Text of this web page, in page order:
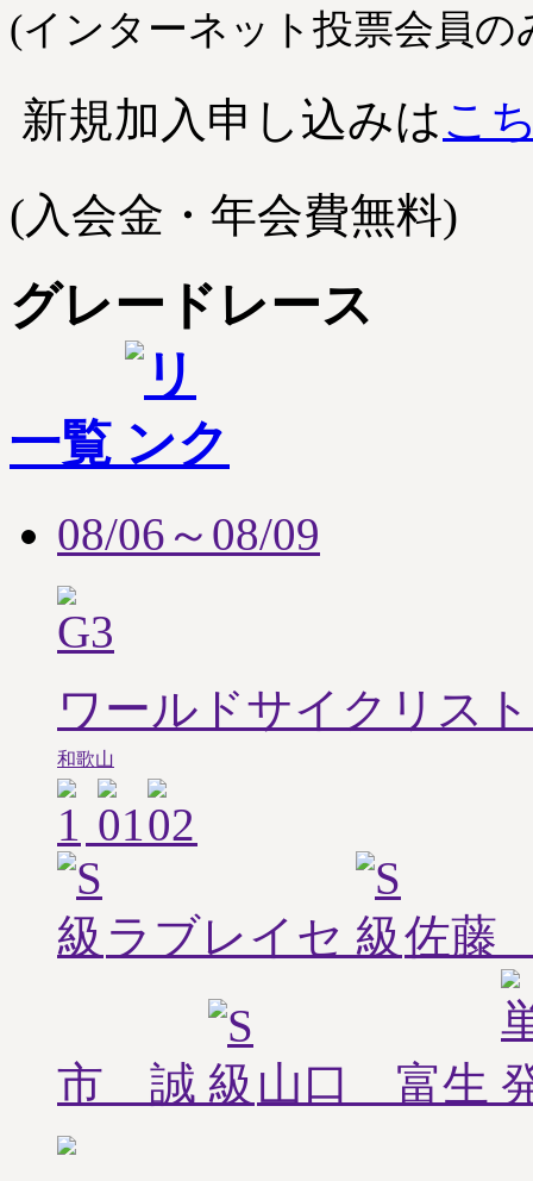
(インターネット投票会員の
新規加入申し込みはこ
(入会金・年会費無料)
グレードレース
一覧
08/06～08/09
ワールドサイクリス
和歌山
ラブレイセ 佐藤
市 誠 山口 富生